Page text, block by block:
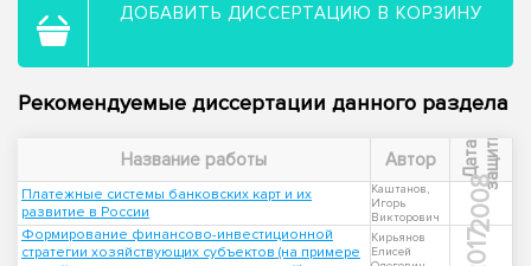
ДОБАВИТЬ ДИССЕРТАЦИЮ В КОРЗИНУ
Рекомендуемые диссертации данного раздела
Название работы Автор Д
а
т
а
з
а
щ
и
ты
Платежные системы банковских карт и их
развитие в России
Каштанов,
Игорь
Викторович
2008
Формирование финансово-инвестиционной
стратегии хозяйствующих субъектов (на примере
Кирьянов
Елисей
2017